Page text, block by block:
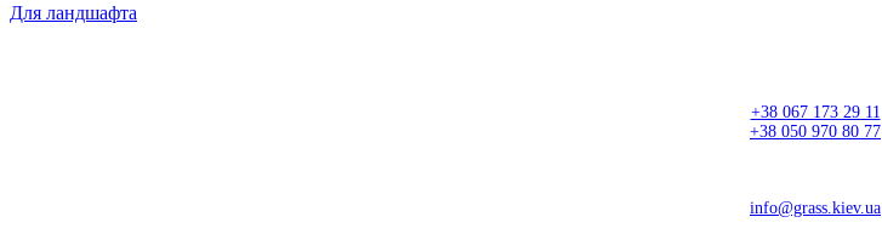
Для ландшафта
+38 067 173 29 11
+38 050 970 80 77
info@grass.kiev.ua